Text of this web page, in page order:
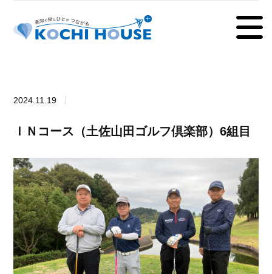
2024.11.19
ＩＮコース（土佐山田ゴルフ倶楽部）6組目